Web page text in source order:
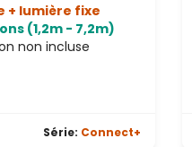
+ lumière fixe
(1,2m - 7,2m)
non incluse
Série: Connect+